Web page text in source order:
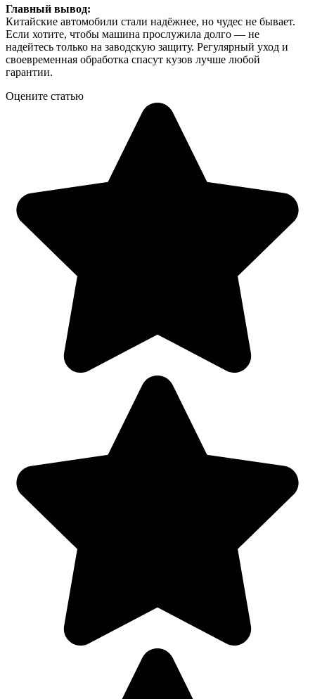
Главный вывод:
Китайские автомобили стали надёжнее, но чудес не бывает.
Если хотите, чтобы машина прослужила долго — не
надейтесь только на заводскую защиту. Регулярный уход и
своевременная обработка спасут кузов лучше любой
гарантии.
Оцените статью